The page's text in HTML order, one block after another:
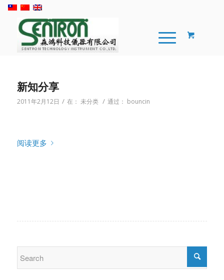
新知分享
2011年2月12日 / 在： 未分类 / 通过： bouncin
阅读更多